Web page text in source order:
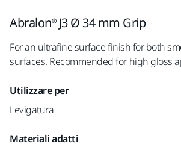
Abralon® J3 Ø 34 mm Grip
For an ultrafine surface finish for both
surfaces. Recommended for high gloss
Utilizzare per
Levigatura
Materiali adatti